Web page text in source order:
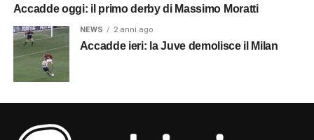
Accadde oggi: il primo derby di Massimo Moratti
NEWS 2 anni ago
Accadde ieri: la Juve demolisce il Milan